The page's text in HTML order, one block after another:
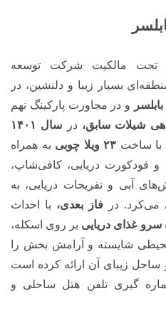
تحت مالکیت شرکت توسعه
بسیار زیبا و دلنشین، در
و در مجاورت پارکینگ نهم
شیلات سابق، در سال ۱۴۰۱
با ساخت ۲۳ ویلا چوبی
به همراه
و فودکورت دریایی، کافی‌شاپ،
آبی و تفریحات دریایی، به
می‌کرد. در فاز بعدی، با احداث
سرو غذای دریایی بر روی اسکله،
محیطی شایسته و آرامش بخش را
ساحل زیبای آن ارائه کرده است
گیری تلفن هتل ساحلی و